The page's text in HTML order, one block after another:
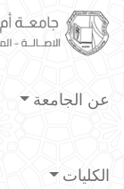
عن الجامعة
الكليات